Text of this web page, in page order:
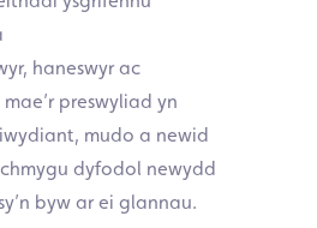
haneswyr ac
preswyliad yn
mudo a newid
dyfodol newydd
byw ar ei glannau.